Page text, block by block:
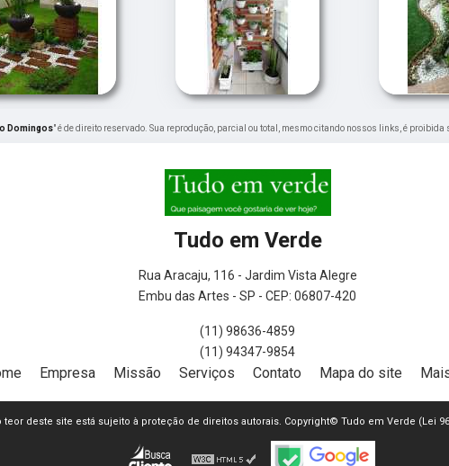
Domingos" é de direito reservado. Sua reprodução, parcial ou total, mesmo citando nossos links, é
Tudo em Verde
Rua Aracaju, 116 - Jardim Vista Alegre
Embu das Artes - SP - CEP: 06807-420
(11) 98636-4859
(11) 94347-9854
Empresa Missão Serviços Contato Mapa do site
teor deste site está sujeito à proteção de direitos autorais. Copyright© Tudo em Verde (Lei